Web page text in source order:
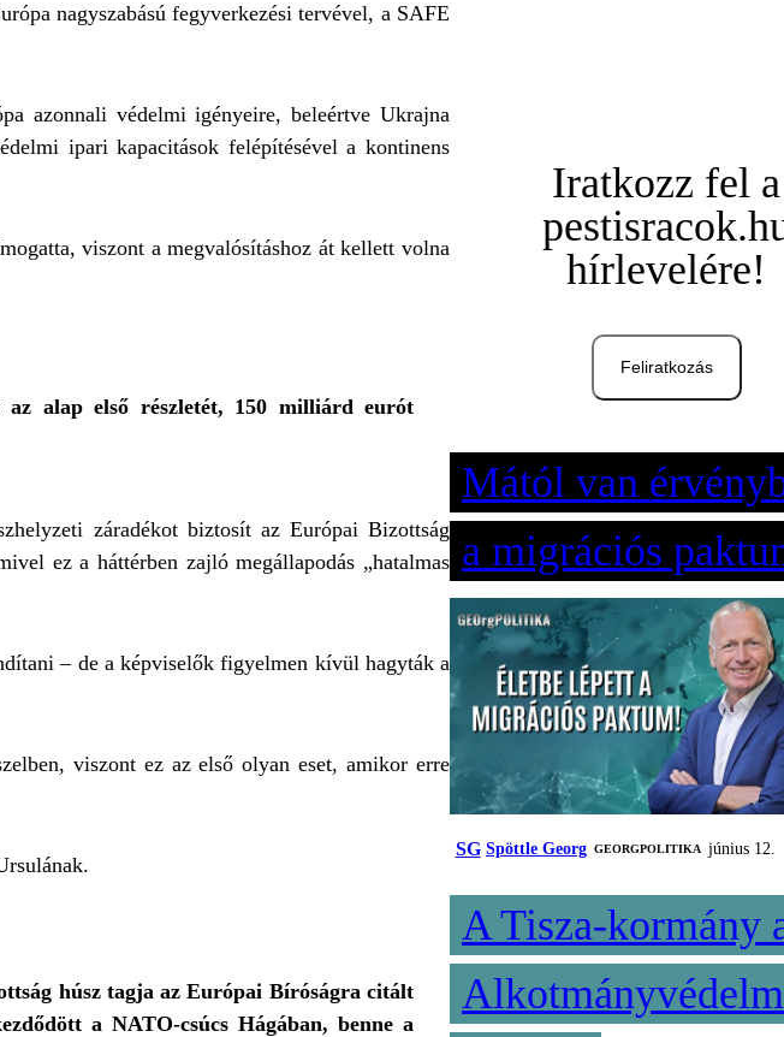
nagyszabású fegyverkezési tervével, a SAFE
azonnali védelmi igényeire, beleértve Ukrajna
ipari kapacitások felépítésével a kontinens
viszont a megvalósításhoz át kellett volna
az alap első részletét, 150 milliárd eurót
záradékot biztosít az Európai Bizottság
ez a háttérben zajló megállapodás „hatalmas
– de a képviselők figyelmen kívül hagyták a
viszont ez az első olyan eset, amikor erre
húsz tagja az Európai Bíróságra citált
a NATO-csúcs Hágában, benne a
Iratkozz fel a
hírlevelére!
Feliratkozás
Mától van
a migrációs
SG Spöttle Georg ‎GEORGPOLITIKA június 12.
A Tisza-kormány